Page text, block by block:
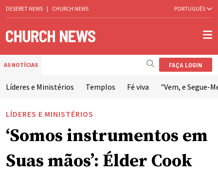
DESERET NEWS | CHURCH NEWS PORTUGUÊS
AS NOTÍCIAS FAÇA LOGIN
Líderes e Ministérios Templos Fé viva "Vem, e Segue-
LÍDERES E MINISTÉRIOS
‘Somos instrumentos em
Suas mãos’: Élder Cook